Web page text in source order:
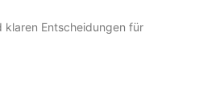
klaren Entscheidungen für